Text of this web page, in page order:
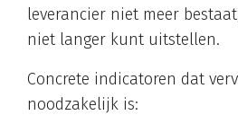
leverancier niet meer
niet langer kunt uitstellen.
Concrete indicatoren dat
noodzakelijk is: